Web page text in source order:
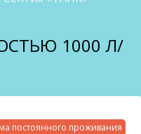
1000 Л/
постоянного проживания